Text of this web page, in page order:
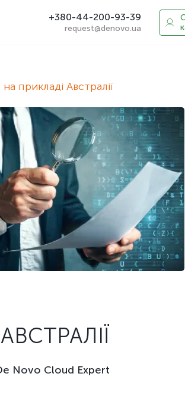
+380-44-200-93-39
request@denovo.ua
прикладі Австралії
Novo Cloud Expert